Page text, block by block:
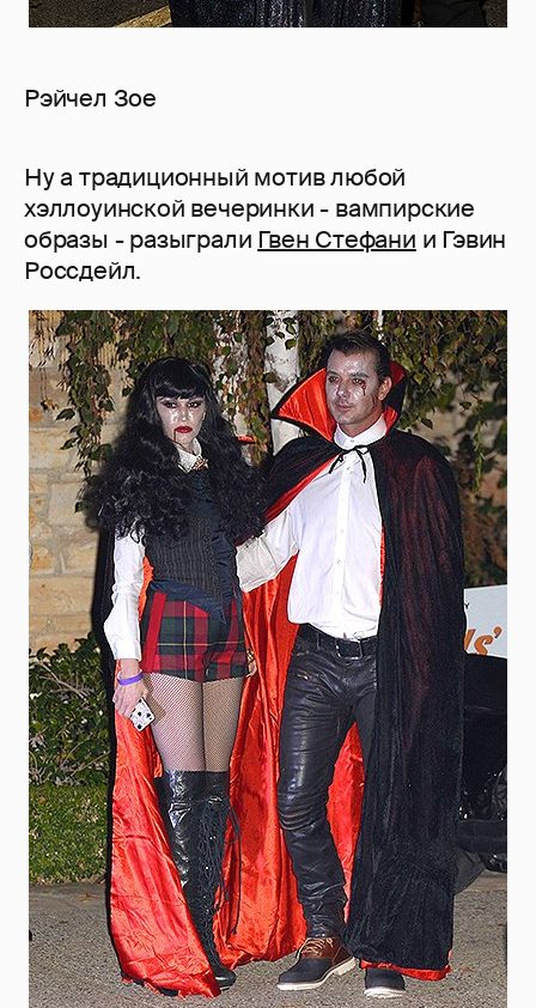
Рэйчел Зое
Ну а традиционный мотив любой
хэллоуинской вечеринки - вампирские
образы - разыграли Гвен Стефани и Гэвин
Россдейл.